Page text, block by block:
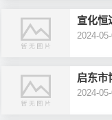
宣化恒
2024-
启东市
2024-